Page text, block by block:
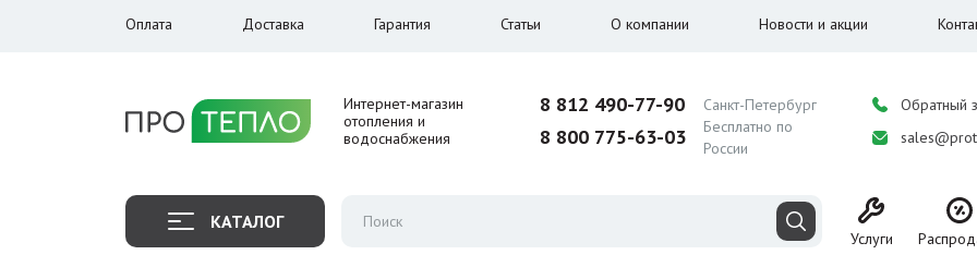
Оплата Доставка Гарантия Статьи О компании Новости и акции
Интернет-магазин
отопления и
водоснабжения
8 812 490-77-90 Санкт-Петербург
8 800 775-63-03
Бесплатно по
России
Обратный
КАТАЛОГ
Услуги